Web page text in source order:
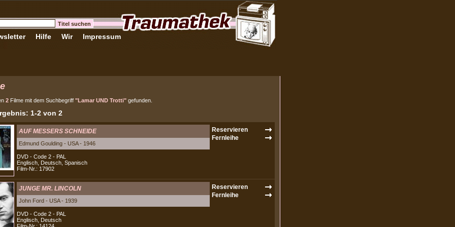
Hilfe Wir Impressum
2 Filme mit dem Suchbegriff "Lamar UND Trotti" gefunden.
1-2 von 2
AUF MESSERS SCHNEIDE
Edmund Goulding - USA - 1946
DVD - Code 2 - PAL
Englisch, Deutsch, Spanisch
Film-Nr.: 17902
JUNGE MR. LINCOLN
John Ford - USA - 1939
DVD - Code 2 - PAL
Englisch, Deutsch